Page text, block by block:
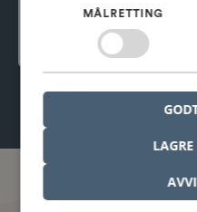
produkteksperter
verktøyet, feilsøking
Hos Nordcad
MÅLRETTING